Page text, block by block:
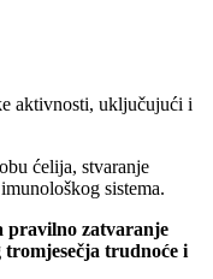
aktivnosti, uključujući i
ćelija, stvaranje
sistema.
pravilno zatvaranje
trudnoće i